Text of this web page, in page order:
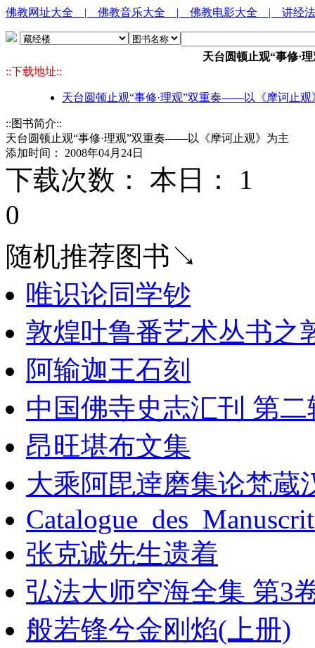
佛教网址大全 | 佛教音乐大全 | 佛教电影大全 | 讲经
天台圆顿止观“事修·
::下载地址::
天台圆顿止观“事修·理观”双重奏——以《摩诃止观
::图书简介::
天台圆顿止观“事修·理观”双重奏——以《摩诃止观》为主
添加时间： 2008年04月24日
下载次数： 本日： 1
0
随机推荐图书↘
唯识论同学钞
敦煌吐鲁番艺术丛书之
阿输迦王石刻
中国佛寺史志汇刊 第
昂旺堪布文集
大乘阿毘逹磨集论梵蔵
张克诚先生遗着
弘法大师空海全集 第3
般若锋兮金刚焰(上册)